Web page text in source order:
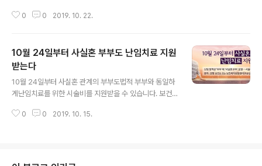
으로 관리하여위험에 즉각 대처하기 위해 최신 기술을 적
에 따라 맞춤형으로 제공합니다. 돌봄이 필요한 노인을 분
류*하고구체적인 서비스 내용과 양은 필요에 따라 정해집
니다.* 안심서비스군, 일반돌봄군, 중점돌봄군, 특화사업대
상군, 사후관리군 이 외에도 독거노인의 우울감 등을 줄이
확대해은둔형 노인에게 사회적 교류를 지원할 예정입니다.
0 0 2019. 10. 22.
10월 24일부터 사실혼 부부도 난임치료 지원
받는다
10월 24일부터 사실혼 관계의 부부도법적 부부와 동일하
게난임치료를 위한 시술비를 지원받을 수 있습니다. 보건
했지만모자보건법의 개정에 따라사실상 혼인관계에 있는
다. 사실혼 부부의 경우에도난임 시술 시 건강보험을 적용
0 0 2019. 10. 15.